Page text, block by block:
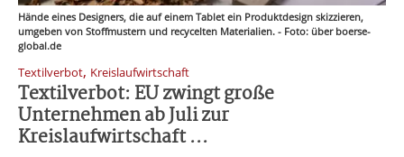
Hände eines Designers, die auf einem Tablet ein Produktdesign skizzieren,
umgeben von Stoffmustern und recycelten Materialien. - Foto: über boerse-
global.de
Textilverbot, Kreislaufwirtschaft
Textilverbot: EU zwingt große
Unternehmen ab Juli zur
Kreislaufwirtschaft ...